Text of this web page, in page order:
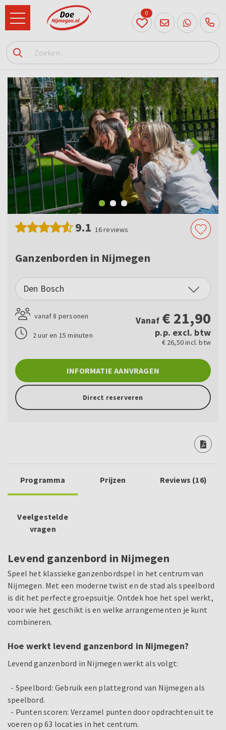
024
204
20 31
0
9.1 16reviews
Ganzenborden in Nijmegen
Den Bosch
vanaf 8 personen
2 uur en 15 minuten
Vanaf € 21,90
p.p. excl. btw
€ 26,50 incl. btw
INFORMATIE AANVRAGEN
Direct reserveren
Programma Prijzen Reviews (16)
Veelgestelde
vragen
Levend ganzenbord in Nijmegen
Speel het klassieke ganzenbordspel in het centrum van
Nijmegen. Met een moderne twist en de stad als speelbord
is dit het perfecte groepsuitje. Ontdek hoe het spel werkt,
voor wie het geschikt is en welke arrangementen je kunt
combineren.
Hoe werkt levend ganzenbord in Nijmegen?
Levend ganzenbord in Nijmegen werkt als volgt:
- Speelbord: Gebruik een plattegrond van Nijmegen als
speelbord.
- Punten scoren: Verzamel punten door opdrachten uit te
voeren op 63 locaties in het centrum.